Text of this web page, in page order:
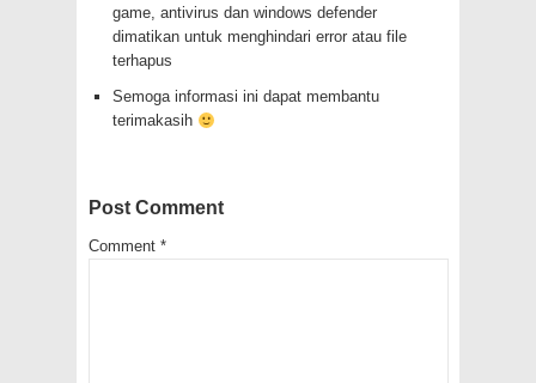
game, antivirus dan windows defender
dimatikan untuk menghindari error atau file
terhapus
Semoga informasi ini dapat membantu
terimakasih
Post Comment
Comment *